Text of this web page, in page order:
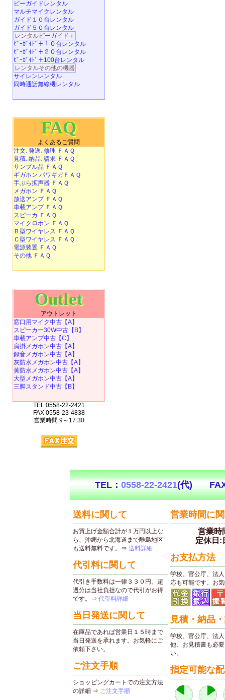
ビーガイドレンタル
マルチマイクレンタル
ガイド１０台レンタル
ガイド５０台レンタル
レンタルビーガイド＋
ﾋﾞｰｶﾞｲﾄﾞ＋１０台レンタル
ﾋﾞｰｶﾞｲﾄﾞ＋２０台レンタル
ﾋﾞｰｶﾞｲﾄﾞ＋100台レンタル
レンタルその他の機器
サイレンレンタル
同時通話無線機レンタル
FAQ
よくあるご質問
注文､発送､修理 ＦＡＱ
見積､納品､請求 ＦＡＱ
サンプル品 ＦＡＱ
ギガホン パワギガＦＡＱ
手ぶら拡声器 ＦＡＱ
メガホン ＦＡＱ
放送アンプ ＦＡＱ
車載アンプ ＦＡＱ
スピーカ ＦＡＱ
マイクロホン ＦＡＱ
Ｂ型ワイヤレス ＦＡＱ
Ｃ型ワイヤレス ＦＡＱ
電源装置 ＦＡＱ
その他 ＦＡＱ
Outlet
アウトレット
窓口用マイク中古【A】
スピーカー30W中古【B】
車載アンプ中古【C】
肩掛メガホン中古【A】
録音メガホン中古【A】
灰防水メガホン中古【A】
黄防水メガホン中古【A】
大型メガホン中古【A】
三脚スタンド中古【B】
TEL 0558-22-2421
FAX 0558-23-4838
営業時間 9～17:30